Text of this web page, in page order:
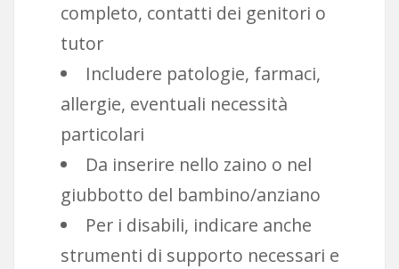
completo, contatti dei genitori o
tutor
Includere patologie, farmaci,
allergie, eventuali necessità
particolari
Da inserire nello zaino o nel
giubbotto del bambino/anziano
Per i disabili, indicare anche
strumenti di supporto necessari e